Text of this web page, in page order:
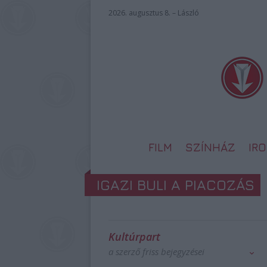
2026. augusztus 8. – László
FILM SZÍNHÁZ
IGAZI BULI A PIACOZÁS
Kultúrpart
a szerző friss bejegyzései